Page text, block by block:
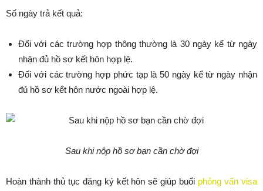
Số ngày trả kết quả:
Đối với các trường hợp thông thường là 30 ngày kể từ ngày
nhận đủ hồ sơ kết hôn hợp lệ.
Đối với các trường hợp phức tạp là 50 ngày kể từ ngày nhận
đủ hồ sơ kết hôn nước ngoài hợp lệ.
Sau khi nộp hồ sơ bạn cần chờ đợi
Hoàn thành thủ tục đăng ký kết hôn sẽ giúp buổi phỏng vấn visa